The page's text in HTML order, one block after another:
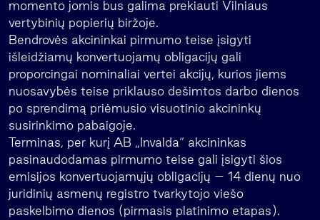
momento jomis bus galima prekiauti Vilniaus
vertybinių popierių biržoje.
Bendrovės akcininkai pirmumo teise įsigyti
išleidžiamų konvertuojamų obligacijų gali
proporcingai nominaliai vertei akcijų, kurios jiems
nuosavybės teise priklauso dešimtos darbo dienos
po sprendimą priėmusio visuotinio akcininkų
susirinkimo pabaigoje.
Terminas, per kurį AB „Invalda“ akcininkas
pasinaudodamas pirmumo teise gali įsigyti šios
emisijos konvertuojamųjų obligacijų – 14 dienų nuo
juridinių asmenų registro tvarkytojo viešo
paskelbimo dienos (pirmasis platinimo etapas).